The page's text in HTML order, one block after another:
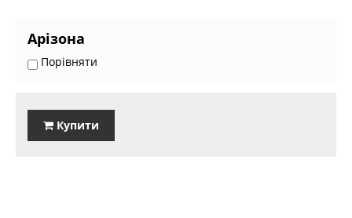
Арізона
Порівняти
Купити